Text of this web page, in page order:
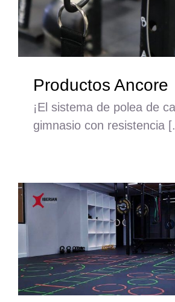
Contacto
Productos Ancore
¡El sistema de polea de
gimnasio con resistencia